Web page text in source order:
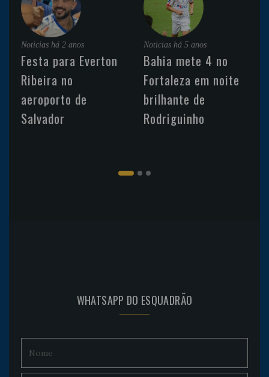
Noticias há 2 anos
Festa para Everton
Ribeira no
aeroporto de
Salvador
Noticias há 5 anos
Bahia mete 4 no
Fortaleza em noite
brilhante de
Rodriguinho
WHATSAPP DO ESQUADRÃO